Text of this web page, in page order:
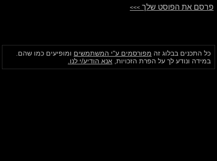
פרסם את הפוסט שלך >>>
כל התכנים בבלוג זה מפורסמים ע"י המשתמשים ומופיעים כמו שהם.
במידה ונודע לך על הפרת הזכויות, אנא הודיע/י לנו.